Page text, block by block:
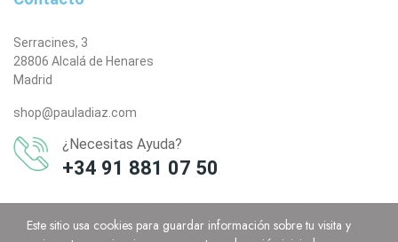
Serracines, 3
28806 Alcalá de Henares
Madrid
shop@pauladiaz.com
¿Necesitas Ayuda?
+34 91 881 07 50
Este sitio usa cookies para guardar información sobre tu visita y